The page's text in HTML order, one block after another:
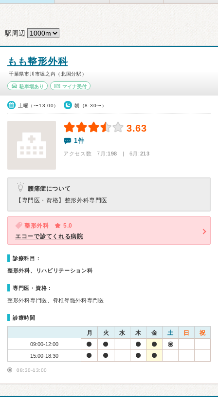
駅周辺
もも整形外科
千葉県市川市堀之内（北国分駅）
駐車場あり マイナ受付
土曜（〜13:00） 朝（8:30〜）
3.63
1件
アクセス数 7月:198 | 6月:213
腰痛症について
【専門医・資格】 整形外科専門医
整形外科
5.0
エコーで診てくれる病院
診療科目：
整形外科、リハビリテーション科
専門医・資格：
整形外科専門医、脊椎脊髄外科専門医
診療時間
月 火 水 木 金 土 日 祝
09:00-12:00
15:00-18:30
08:30-13:00